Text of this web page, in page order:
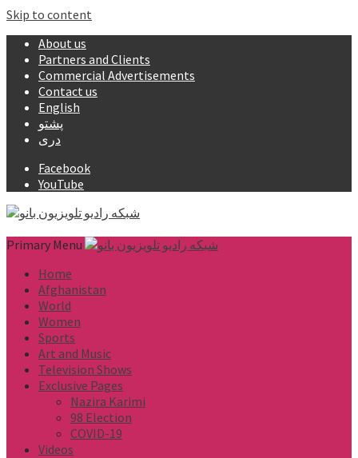
Skip to content
About us
Partners and Clients
Commercial Advertisements
Contact us
English
پشتو
دری
Facebook
YouTube
Primary Menu
Home
Afghanistan
World
Women
Sports
Art and Music
Television Shows
Exclusive Pages
Nazira Karimi
98 Election
COVID-19
Videos